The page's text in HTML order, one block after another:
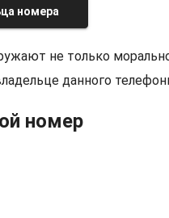
номера
не только
данного
номер